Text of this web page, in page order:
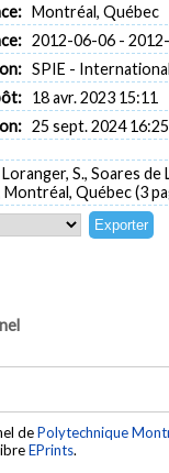
Montréal, Québec
2012-06-06 -
SPIE -
18 avr. 2023 15:11
25 sept. 2024 16:25
S., Soares de
Québec (3
dePolytechnique
EPrints.